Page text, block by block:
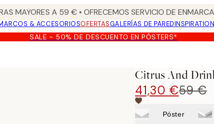
MAYORES A 59 € • OFRECEMOS SERVICIO DE
& ACCESORIOSOFERTASGALERÍAS DE PARED
SALE - 50% DE DESCUENTO EN PÓSTERS*
Citrus And
41,30 €59 €
Póster